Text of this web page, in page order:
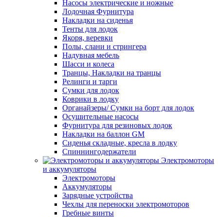
Насосы электрические и ножные
Лодочная Фурнитура
Накладки на сиденья
Тенты для лодок
Якоря, веревки
Полы, слани и стрингера
Надувная мебель
Шасси и колеса
Транцы, Накладки на транцы
Релинги и тарги
Сумки для лодок
Коврики в лодку
Органайзеры/ Сумки на борт для лодок
Осушительные насосы
Фурнитура для резиновых лодок
Накладки на баллон GM
Сиденья складные, кресла в лодку
Спиннингодержатели
Электромоторы
и аккумуляторы
Электромоторы
Аккумуляторы
Зарядные устройства
Чехлы для переноски электромоторов
Гребные винты